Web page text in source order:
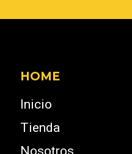
HOME
Inicio
Tienda
Nosotros